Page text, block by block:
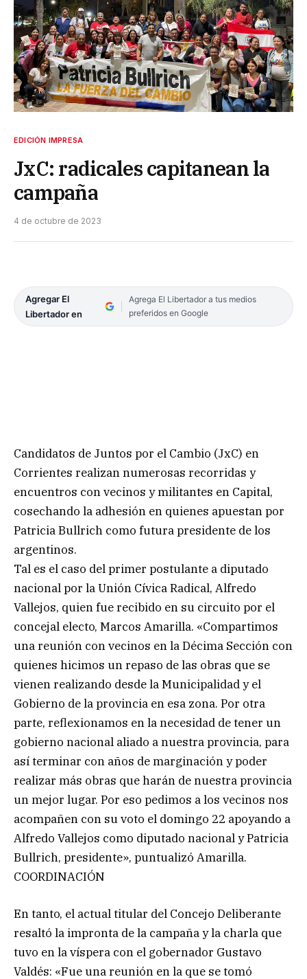
EDICIÓN IMPRESA
JxC: radicales capitanean la
campaña
4 de octubre de 2023
Agregar El
Libertador en
Agrega El Libertador a tus medios
preferidos en Google
Candidatos de Juntos por el Cambio (JxC) en
Corrientes realizan numerosas recorridas y
encuentros con vecinos y militantes en Capital,
cosechando la adhesión en quienes apuestan por
Patricia Bullrich como futura presidente de los
argentinos.
Tal es el caso del primer postulante a diputado
nacional por la Unión Cívica Radical, Alfredo
Vallejos, quien fue recibido en su circuito por el
concejal electo, Marcos Amarilla. «Compartimos
una reunión con vecinos en la Décima Sección con
quienes hicimos un repaso de las obras que se
vienen realizando desde la Municipalidad y el
Gobierno de la provincia en esa zona. Por otra
parte, reflexionamos en la necesidad de tener un
gobierno nacional aliado a nuestra provincia, para
así terminar con años de marginación y poder
realizar más obras que harán de nuestra provincia
un mejor lugar. Por eso pedimos a los vecinos nos
acompañen con su voto el domingo 22 apoyando a
Alfredo Vallejos como diputado nacional y Patricia
Bullrich, presidente», puntualizó Amarilla.
COORDINACIÓN
En tanto, el actual titular del Concejo Deliberante
resaltó la impronta de la campaña y la charla que
tuvo en la víspera con el gobernador Gustavo
Valdés: «Fue una reunión en la que se tomó